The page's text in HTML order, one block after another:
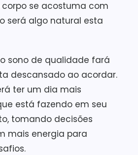
corpo se acostuma com
será algo natural esta
sono de qualidade fará
descansado ao acordar.
ter um dia mais
está fazendo em seu
tomando decisões
mais energia para